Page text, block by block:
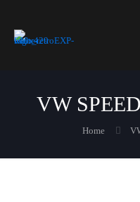
VW
Home